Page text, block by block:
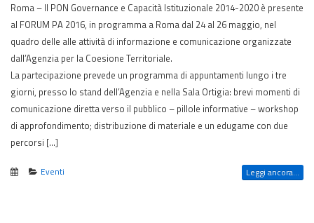
Roma – Il PON Governance e Capacità Istituzionale 2014-2020 è presente
al FORUM PA 2016, in programma a Roma dal 24 al 26 maggio, nel
quadro delle alle attività di informazione e comunicazione organizzate
dall’Agenzia per la Coesione Territoriale.
La partecipazione prevede un programma di appuntamenti lungo i tre
giorni, presso lo stand dell’Agenzia e nella Sala Ortigia: brevi momenti di
comunicazione diretta verso il pubblico – pillole informative – workshop
di approfondimento; distribuzione di materiale e un edugame con due
percorsi […]
Eventi Leggi ancora...